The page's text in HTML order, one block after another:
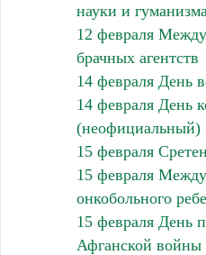
науки и гуманизма
12 февраля
брачных агентств
14 февраля День
14 февраля День
(неофициальный)
15 февраля
15 февраля
онкобольного
15 февраля День
Афганской